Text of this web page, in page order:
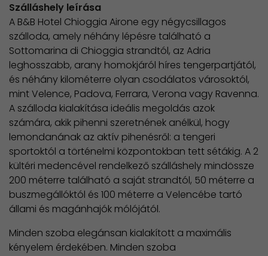
Szálláshely leírása
A B&B Hotel Chioggia Airone egy négycsillagos
szálloda, amely néhány lépésre található a
Sottomarina di Chioggia strandtól, az Adria
leghosszabb, arany homokjáról híres tengerpartjától,
és néhány kilométerre olyan csodálatos városoktól,
mint Velence, Padova, Ferrara, Verona vagy Ravenna.
A szálloda kialakítása ideális megoldás azok
számára, akik pihenni szeretnének anélkül, hogy
lemondanának az aktív pihenésről: a tengeri
sportoktól a történelmi központokban tett sétákig. A 2
kültéri medencével rendelkező szálláshely mindössze
200 méterre található a saját strandtól, 50 méterre a
buszmegállóktól és 100 méterre a Velencébe tartó
állami és magánhajók mólójától.
Minden szoba elegánsan kialakított a maximális
kényelem érdekében. Minden szoba